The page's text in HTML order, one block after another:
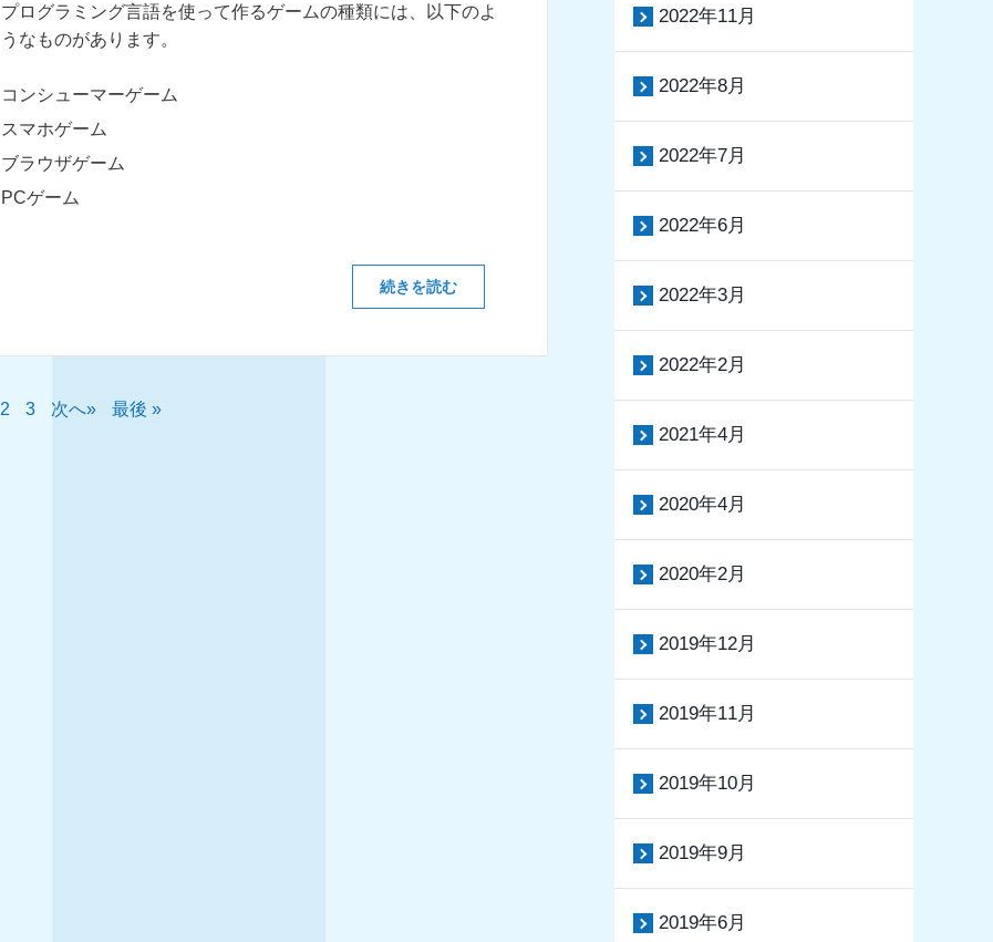
プログラミング言語を使って作るゲームの種類には、以下のよ
うなものがあります。
コンシューマーゲーム
スマホゲーム
ブラウザゲーム
PCゲーム
続きを読む
2 3 » 最後 »
2022年11月
2022年8月
2022年7月
2022年6月
2022年3月
2022年2月
2021年4月
2020年4月
2020年2月
2019年12月
2019年11月
2019年10月
2019年9月
2019年6月